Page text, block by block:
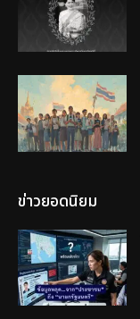
ข่าวยอดนิยม